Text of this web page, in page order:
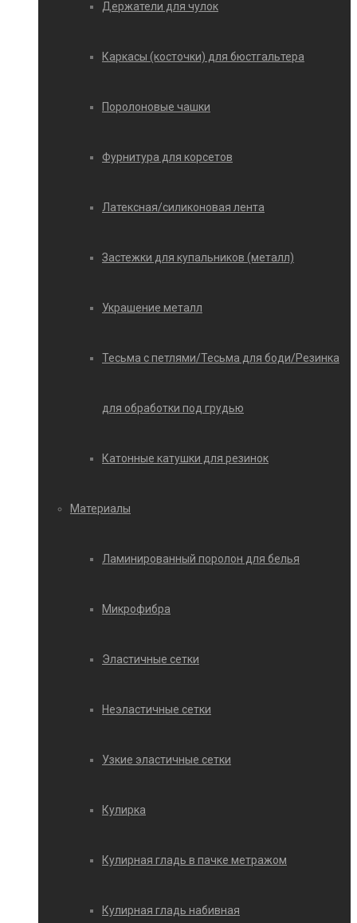
Держатели для чулок
Каркасы (косточки) для бюстгальтера
Поролоновые чашки
Фурнитура для корсетов
Латексная/силиконовая лента
Застежки для купальников (металл)
Украшение металл
Тесьма с петлями/Тесьма для боди/Резинка
для обработки под грудью
Катонные катушки для резинок
Материалы
Ламинированный поролон для белья
Микрофибра
Эластичные сетки
Неэластичные сетки
Узкие эластичные сетки
Кулирка
Кулирная гладь в пачке метражом
Кулирная гладь набивная